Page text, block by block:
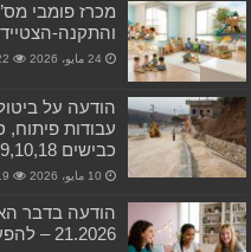
והתקנה-
24 مايو، 2026
עבודות
כבישים 7,9,10,18 בכפר עין קניה
10 مايو، 2026
הודעה בדבר
21.2026 – להפעלת בית חם לנערות מודל א+ב+ג